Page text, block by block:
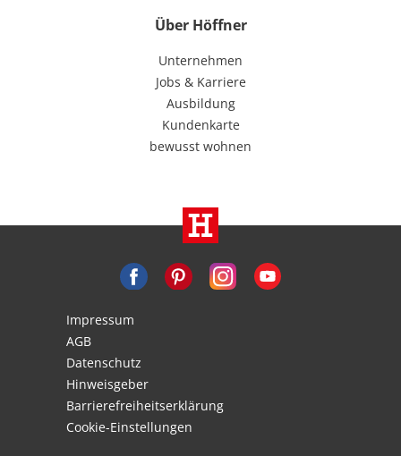
Über Höffner
Unternehmen
Jobs & Karriere
Ausbildung
Kundenkarte
bewusst wohnen
Impressum
AGB
Datenschutz
Hinweisgeber
Barrierefreiheitserklärung
Cookie-Einstellungen